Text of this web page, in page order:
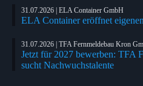
31.07.2026 | ELA Container GmbH
ELA Container eröffnet
31.07.2026 | TFA Fernmeldebau Kron
Jetzt für 2027 bewerben: TFA
sucht Nachwuchstalente